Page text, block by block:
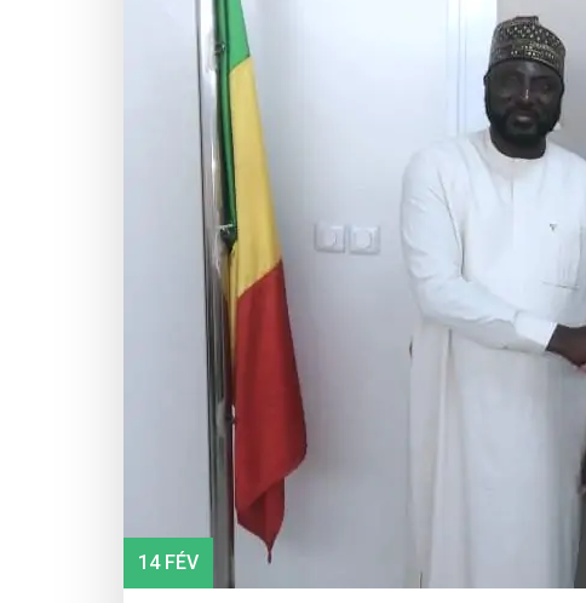
14 FÉV